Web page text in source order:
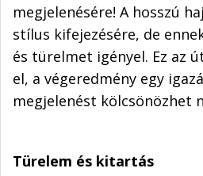
megjelenésére! A hosszú
stílus kifejezésére, de
és türelmet igényel. Ez az
el, a végeredmény egy
megjelenést kölcsönözhet
Türelem és kitartás